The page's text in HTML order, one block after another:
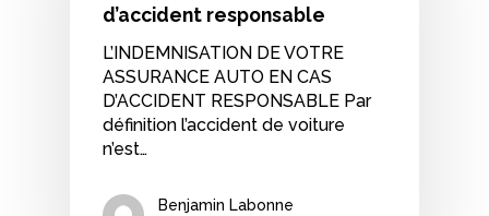
d’accident responsable
L’INDEMNISATION DE VOTRE
ASSURANCE AUTO EN CAS
D’ACCIDENT RESPONSABLE Par
définition l’accident de voiture
n’est…
Benjamin Labonne